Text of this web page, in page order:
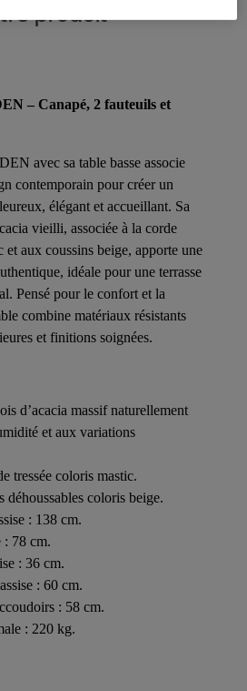
produit
– Canapé, 2 fauteuils et
avec sa table basse associe
contemporain pour créer un
élégant et accueillant. Sa
vieilli, associée à la corde
et aux coussins beige, apporte une
idéale pour une terrasse
Pensé pour le confort et la
combine matériaux résistants
et finitions soignées.
d’acacia massif naturellement
et aux variations
tressée coloris mastic.
déhoussables coloris beige.
: 138 cm.
: 78 cm.
: 36 cm.
: 60 cm.
: 58 cm.
: 220 kg.